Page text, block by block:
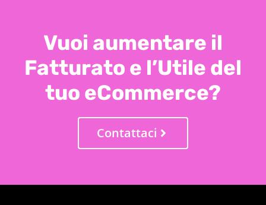
Vuoi aumentare il
Fatturato e l’Utile del
tuo eCommerce?
Contattaci